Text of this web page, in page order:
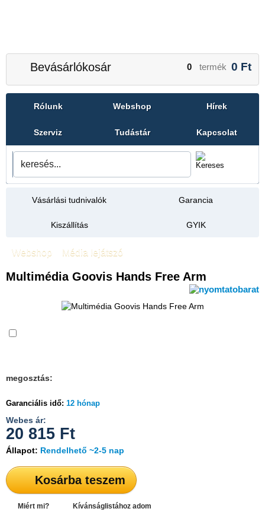
Bevásárlókosár 0 termék 0 Ft
Rólunk Webshop Hírek
Szerviz Tudástár Kapcsolat
Vásárlási tudnivalók Garancia
Kiszállítás GYIK
Webshop Média lejátszó
Multimédia Goovis Hands Free Arm
megosztás:
Garanciális idő: 12 hónap
Webes ár:
20 815 Ft
Állapot: Rendelhető ~2-5 nap
Kosárba teszem
Miért mi? Kívánságlistához adom